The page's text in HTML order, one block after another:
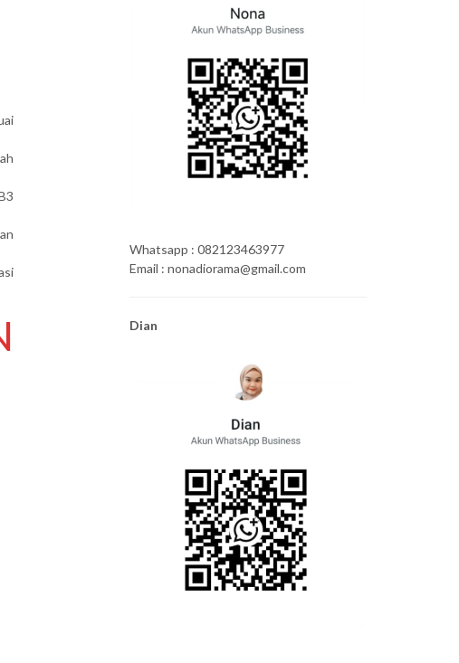
Whatsapp : 082123463977
Email : nonadiorama@gmail.com
Dian